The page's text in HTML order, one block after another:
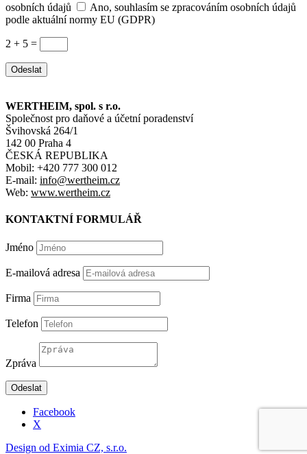
osobních údajů
Ano, souhlasím se zpracováním osobních údajů
podle aktuální normy EU (GDPR)
2 + 5 =
Odeslat
WERTHEIM, spol. s r.o.
Společnost pro daňové a účetní poradenství
Švihovská 264/1
142 00 Praha 4
ČESKÁ REPUBLIKA
Mobil: +420 777 300 012
E-mail: info@wertheim.cz
Web: www.wertheim.cz
KONTAKTNÍ FORMULÁŘ
Jméno
E-mailová adresa
Firma
Telefon
Zpráva
Odeslat
Facebook
X
Design od Eximia CZ, s.r.o.